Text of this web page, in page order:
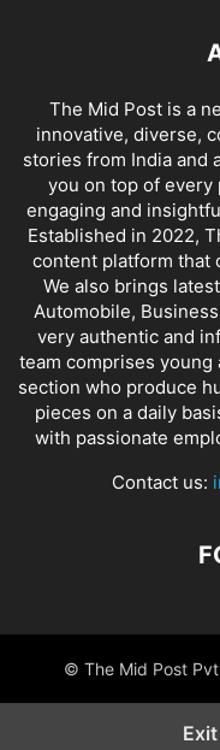
The Mid Post is a
innovative, diverse,
stories from India and
you on top of
engaging and
Established in 2022,
content platform that
We also brings
Automobile,
very authentic and
team comprises
section who produce
pieces on a daily
with passionate
Contact us:
© The Mid Post